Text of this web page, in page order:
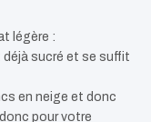
légère :
sucré et se suffit
en neige et donc
pour votre